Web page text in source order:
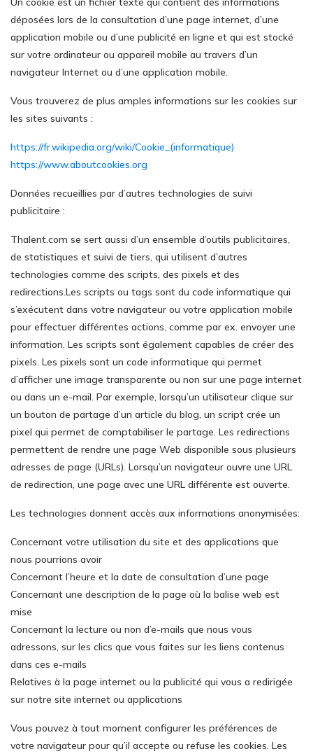
déposées lors de la consultation d’une page internet, d’une
application mobile ou d’une publicité en ligne et qui est stocké
sur votre ordinateur ou appareil mobile au travers d’un
navigateur Internet ou d’une application mobile.
Vous trouverez de plus amples informations sur les cookies sur
les sites suivants :
https://fr.wikipedia.org/wiki/Cookie_(informatique)
https://www.aboutcookies.org
Données recueillies par d’autres technologies de suivi
publicitaire :
Thalent.com se sert aussi d’un ensemble d’outils publicitaires,
de statistiques et suivi de tiers, qui utilisent d’autres
technologies comme des scripts, des pixels et des
redirections.Les scripts ou tags sont du code informatique qui
s’exécutent dans votre navigateur ou votre application mobile
pour effectuer différentes actions, comme par ex. envoyer une
information. Les scripts sont également capables de créer des
pixels. Les pixels sont un code informatique qui permet
d’afficher une image transparente ou non sur une page internet
ou dans un e-mail. Par exemple, lorsqu’un utilisateur clique sur
un bouton de partage d’un article du blog, un script crée un
pixel qui permet de comptabiliser le partage. Les redirections
permettent de rendre une page Web disponible sous plusieurs
adresses de page (URLs). Lorsqu’un navigateur ouvre une URL
de redirection, une page avec une URL différente est ouverte.
Les technologies donnent accès aux informations anonymisées:
Concernant votre utilisation du site et des applications que
nous pourrions avoir
Concernant l’heure et la date de consultation d’une page
Concernant une description de la page où la balise web est
mise
Concernant la lecture ou non d’e-mails que nous vous
adressons, sur les clics que vous faites sur les liens contenus
dans ces e-mails
Relatives à la page internet ou la publicité qui vous a redirigée
sur notre site internet ou applications
Vous pouvez à tout moment configurer les préférences de
votre navigateur pour qu’il accepte ou refuse les cookies. Les